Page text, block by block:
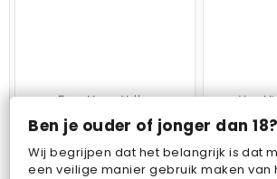
Ben je ouder of jonger dan 18?
Wij begrijpen dat het belangrijk is dat
een veilige manier gebruik maken van
Farm Merge Valley